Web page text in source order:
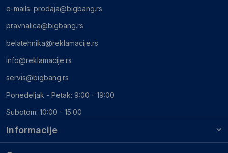
Informacije
e-mails: prodaja@bigbang.rs
pravnalica@bigbang.rs
belatehnika@reklamacije.rs
info@reklamacije.rs
servis@bigbang.rs
Ponedeljak - Petak: 9:00 - 19:00
Subotom: 10:00 - 15:00